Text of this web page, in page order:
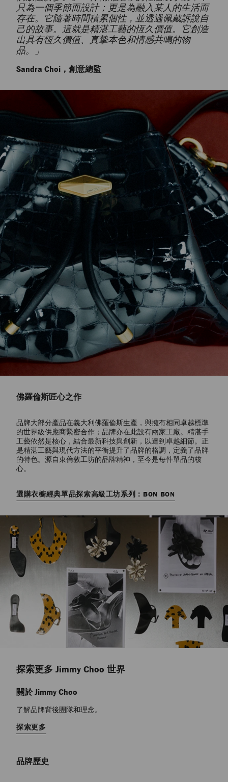
只為一個季節而設計；更是為融入某人的生活而
存在。它隨著時間積累個性，並透過佩戴訴說自
己的故事。這就是精湛工藝的恆久價值。它創造
出具有恆久價值、真摯本色和情感共鳴的物
品。」
Sandra Choi，創意總監
佛羅倫斯匠心之作
品牌大部分產品在義大利佛羅倫斯生產，與擁有相同卓越標準
的世界級供應商緊密合作；品牌亦在此設有兩家工廠。精湛手
工藝依然是核心，結合最新科技與創新，以達到卓越細節。正
是精湛工藝與現代方法的平衡提升了品牌的格調，定義了品牌
的特色。源自東倫敦工坊的品牌精神，至今是每件單品的核
心。
選購衣櫥經典單品探索高級工坊系列：BON BON
探索更多 Jimmy Choo 世界
關於 Jimmy Choo
了解品牌背後團隊和理念。
探索更多
品牌歷史